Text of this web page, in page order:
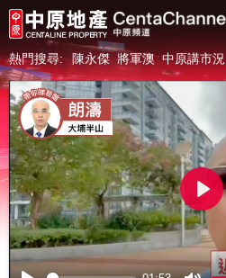
熱門搜尋: 陳永傑 將軍澳 中原講市況
Play